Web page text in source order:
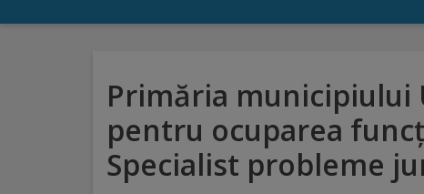
orașului
brand
înfrățite
Primăria municipiului
pentru ocuparea
Specialist probleme